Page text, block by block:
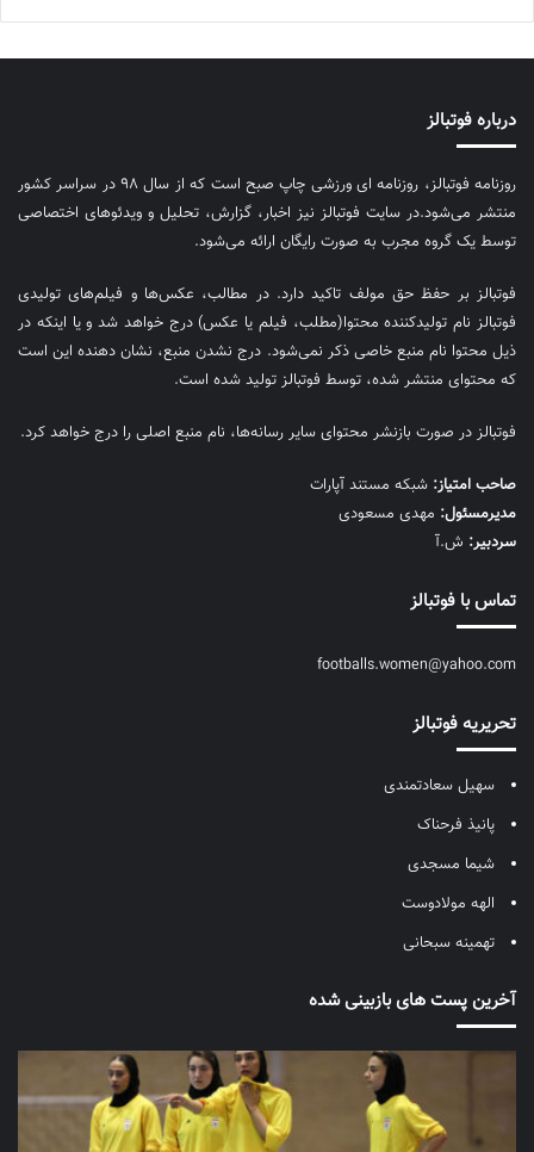
درباره فوتبالز
روزنامه فوتبالز، روزنامه ای ورزشی چاپ صبح است که از سال ۹۸ در سراسر کشور
منتشر می‌شود.در سایت فوتبالز نیز اخبار، گزارش، تحلیل و ویدئوهای اختصاصی
توسط یک گروه مجرب به صورت رایگان ارائه می‌شود.
فوتبالز بر حفظ حق مولف تاکید دارد. در مطالب، عکس‌ها و فیلم‌های تولیدی
فوتبالز نام تولیدکننده محتوا(مطلب، فیلم یا عکس) درج خواهد شد و یا اینکه در
ذیل محتوا نام منبع خاصی ذکر نمی‌‎شود. درج نشدن منبع، نشان دهنده این است
که محتوای منتشر شده، توسط فوتبالز تولید شده است.
فوتبالز در صورت بازنشر محتوای سایر رسانه‌ها، نام منبع اصلی را درج خواهد کرد.
صاحب امتیاز: شبکه مستند آپارات
مديرمسئول: مهدی مسعودی
سردبیر: ش.آ
تماس با فوتبالز
footballs.women@yahoo.com
تحریریه فوتبالز
سهیل سعادتمندی
پانیذ فرحناک
شیما مسجدی
الهه مولادوست
تهمینه سبحانی
آخرین پست های بازبینی شده